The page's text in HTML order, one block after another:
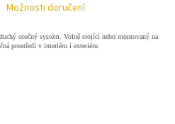
Možnosti doručení
otočný systém. Volně stojící nebo montovaný na
prostředí v interiéru i exteriéru.